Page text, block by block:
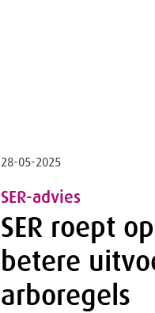
28-05-2025
SER-advies
SER roept
betere
arboregels